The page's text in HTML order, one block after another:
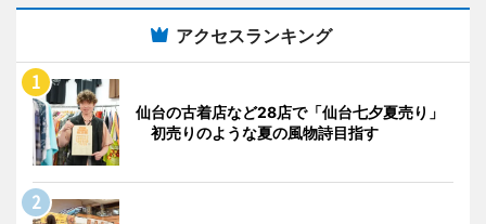
アクセスランキング
仙台の古着店など28店で「仙台七夕夏売り」
初売りのような夏の風物詩目指す